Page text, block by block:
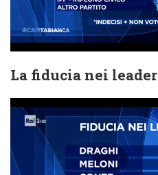
La fiducia nei leader